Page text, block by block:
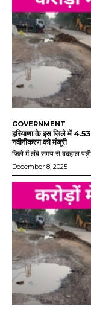
GOVERNMENT
हरियाणा के इस जिले में
नवीनीकरण को मंजूरी
जिले में लंबे समय से बदहाल पड़ी
December 8, 2025